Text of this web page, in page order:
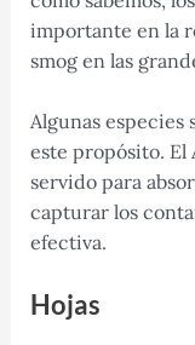
importante en la
smog en las
Algunas especies
este propósito. El
servido para
capturar los
efectiva.
Hojas